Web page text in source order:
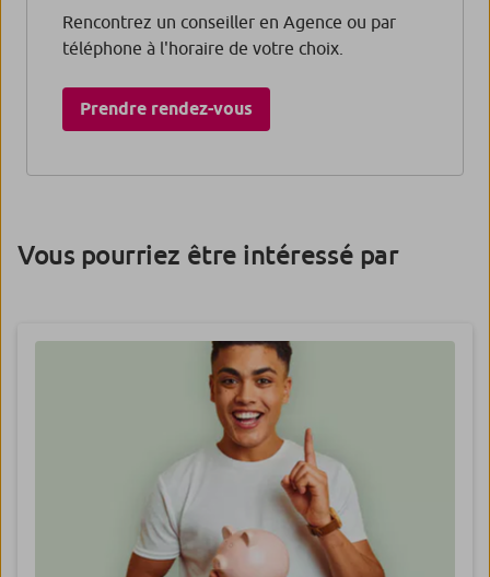
Rencontrez un conseiller en Agence ou par
téléphone à l'horaire de votre choix.
Prendre rendez-vous​
Vous pourriez être intéressé par